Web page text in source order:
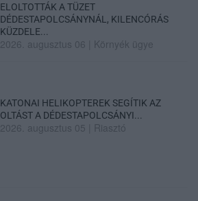
ELOLTOTTÁK A TÜZET
DÉDESTAPOLCSÁNYNÁL, KILENCÓRÁS
KÜZDELE...
2026. augusztus 06 Környék ügye
KATONAI HELIKOPTEREK SEGÍTIK AZ
OLTÁST A DÉDESTAPOLCSÁNYI...
2026. augusztus 05 Riasztó